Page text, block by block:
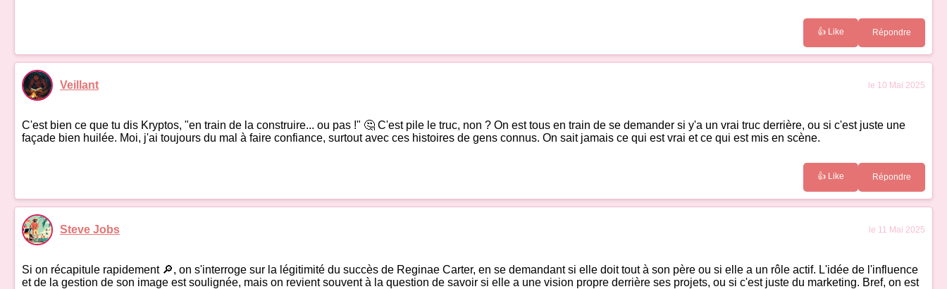
👍 Like Répondre
Veillant le 10 Mai 2025
C'est bien ce que tu dis Kryptos, "en train de la construire... ou pas !" 🤔 C'est pile le truc, non ? On est tous en train de se demander si y'a un vrai truc derrière, ou si c'est juste une
façade bien huilée. Moi, j'ai toujours du mal à faire confiance, surtout avec ces histoires de gens connus. On sait jamais ce qui est vrai et ce qui est mis en scène.
👍 Like Répondre
Steve Jobs le 11 Mai 2025
Si on récapitule rapidement 🔎, on s'interroge sur la légitimité du succès de Reginae Carter, en se demandant si elle doit tout à son père ou si elle a un rôle actif. L'idée de l'influence
et de la gestion de son image est soulignée, mais on revient souvent à la question de savoir si elle a une vision propre derrière ses projets, ou si c'est juste du marketing. Bref, on est